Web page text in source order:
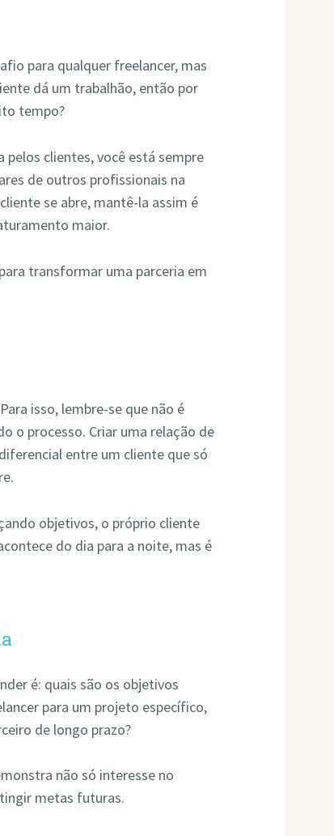
para qualquer freelancer, mas
dá um trabalhão, então por
tempo?
pelos clientes, você está sempre
de outros profissionais na
se abre, mantê-la assim é
maior.
transformar uma parceria em
isso, lembre-se que não é
o processo. Criar uma relação de
entre um cliente que só
objetivos, o próprio cliente
do dia para a noite, mas é
é: quais são os objetivos
para um projeto específico,
de longo prazo?
não só interesse no
metas futuras.